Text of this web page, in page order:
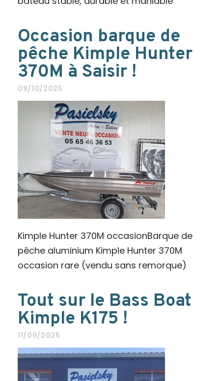
Occasion barque de
pêche Kimple Hunter
370M à Saisir !
09/10/2025
Kimple Hunter 370M occasionBarque de
pêche aluminium Kimple Hunter 370M
occasion rare (vendu sans remorque)
Tout sur le Bass Boat
Kimple K175 !
11/09/2025